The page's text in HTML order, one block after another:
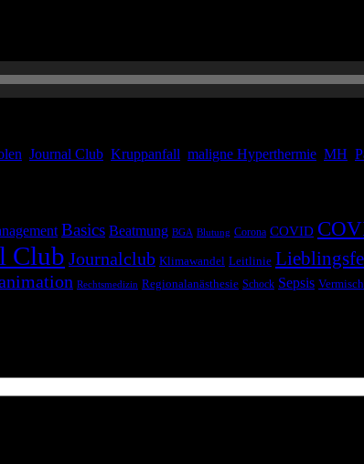
Journal Club Kruppanfall maligne Hyperthermie MH
Basics Beatmung BGA Blutung Corona COVID
Club Journalclub Klimawandel Leitlinie
Rechtsmedizin Regionalanästhesie Schock Sepsis